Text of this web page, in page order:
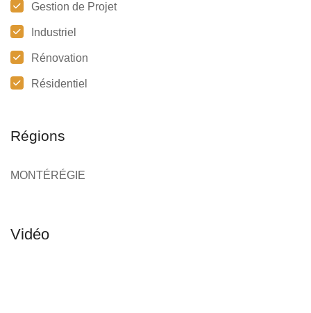
Gestion de Projet
Industriel
Rénovation
Résidentiel
Régions
MONTÉRÉGIE